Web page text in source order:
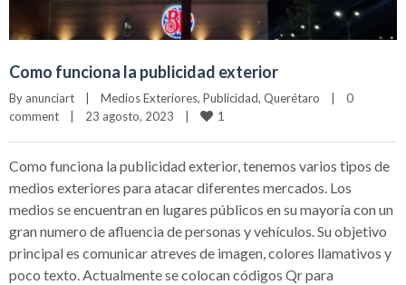
Como funciona la publicidad exterior
By anunciart Medios Exteriores, Publicidad, Querétaro
0
comment
23 agosto, 2023 1
Como funciona la publicidad exterior, tenemos varios tipos de
medios exteriores para atacar diferentes mercados. Los
medios se encuentran en lugares públicos en su mayoría con un
gran numero de afluencia de personas y vehículos. Su objetivo
principal es comunicar atreves de imagen, colores llamativos y
poco texto. Actualmente se colocan códigos Qr para